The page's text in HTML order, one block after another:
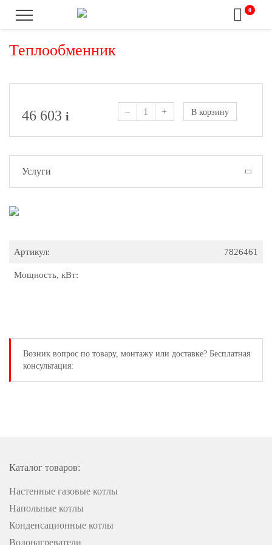
0
Теплообменник
46 603 i – + В корзину
Услуги
Артикул: 7826461
Мощность, кВт:
Возник вопрос по товару, монтажу или доставке? Бесплатная
консультация:
Каталог товаров:
Настенные газовые котлы
Напольные котлы
Конденсационные котлы
Водонагреватели